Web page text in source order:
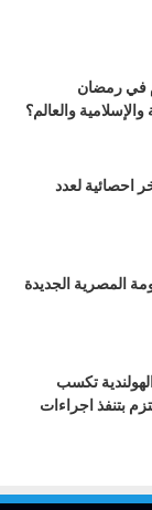
في رمضان
1 ابريل : اخر احصائية لعدد
المصرية الجديدة
الهولندية تكسب
بتنفذ اجراءات